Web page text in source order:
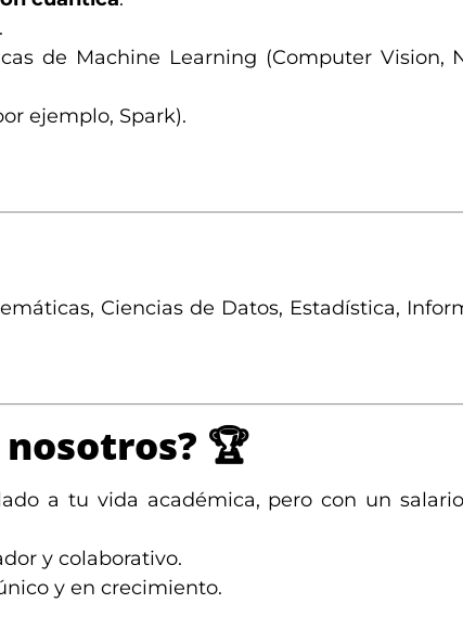
.
de Machine Learning (Computer Vision,
ejemplo, Spark).
Ciencias de Datos, Estadística,
🏆
a tu vida académica, pero con un
y colaborativo.
y en crecimiento.